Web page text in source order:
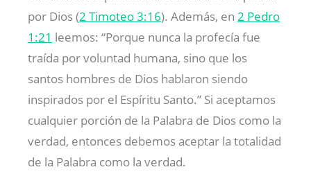
por Dios (2 Timoteo 3:16). Además, en 2 Pedro
1:21 leemos: “Porque nunca la profecía fue
traída por voluntad humana, sino que los
santos hombres de Dios hablaron siendo
inspirados por el Espíritu Santo.” Si aceptamos
cualquier porción de la Palabra de Dios como la
verdad, entonces debemos aceptar la totalidad
de la Palabra como la verdad.